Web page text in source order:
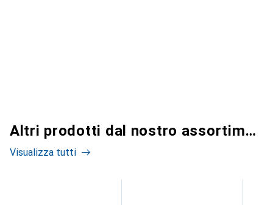
Altri prodotti dal nostro assortimento
Visualizza tutti